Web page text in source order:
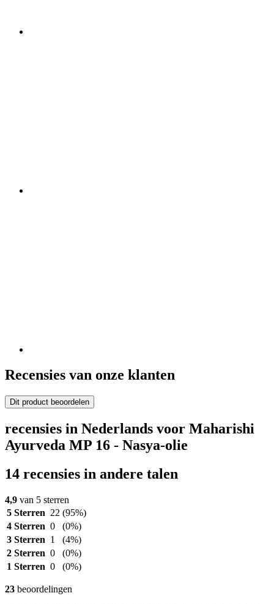
Recensies van onze klanten
Dit product beoordelen
recensies in Nederlands voor Maharishi
Ayurveda MP 16 - Nasya-olie
14 recensies in andere talen
4,9 van 5 sterren
5 Sterren 22 (95%)
4 Sterren 0
(0%)
3 Sterren 1
(4%)
2 Sterren 0
(0%)
1 Sterren 0 (0%)
23 beoordelingen